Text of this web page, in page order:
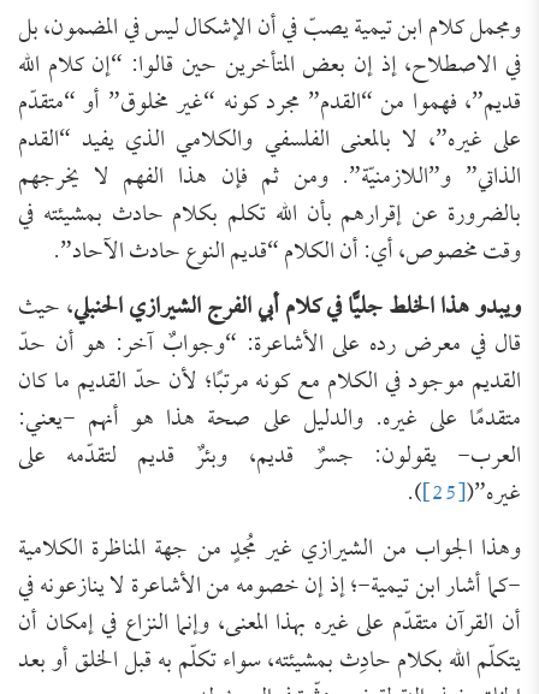
ومجمل كلام ابن تيمية يصبّ في أن الإشكال ليس في المضمون، بل
في الاصطلاح، إذ إن بعض المتأخرين حين قالوا: “إن كلام الله
قديم”، فهموا من “القدم” مجرد كونه “غير مخلوق” أو “متقدّم
على غيره”، لا بالمعنى الفلسفي والكلامي الذي يفيد “القدم
الذاتي” و”اللازمنيّة”. ومن ثم فإن هذا الفهم لا يخرجهم
بالضرورة عن إقرارهم بأن الله تكلم بكلام حادث بمشيئته في
وقت مخصوص، أي: أن الكلام “قديم النوع حادث الآحاد”.
ويبدو هذا الخلط جليًّا في كلام أبي الفرج الشيرازي الحنبلي، حيث
قال في معرض رده على الأشاعرة: “وجوابٌ آخر: هو أن حدّ
القديم موجود في الكلام مع كونه مرتبًا؛ لأن حدّ القديم ما كان
متقدمًا على غيره. والدليل على صحة هذا هو أنهم -يعني:
العرب- يقولون: جسرٌ قديم، وبئرٌ قديم لتقدّمه على
غيره”([25]
).
وهذا الجواب من الشيرازي غير مُجدٍ من جهة المناظرة الكلامية
-كما أشار ابن تيمية-؛ إذ إن خصومه من الأشاعرة لا ينازعونه في
أن القرآن متقدّم على غيره بهذا المعنى، وإنما النزاع في إمكان أن
يتكلّم الله بكلام حادِث بمشيئته، سواء تكلّم به قبل الخلق أو بعد